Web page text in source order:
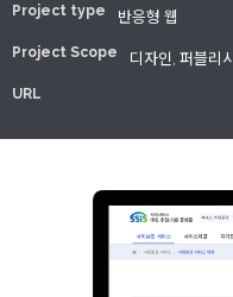
Project type 반응형 웹
Project Scope 디자인, 퍼블리시
URL